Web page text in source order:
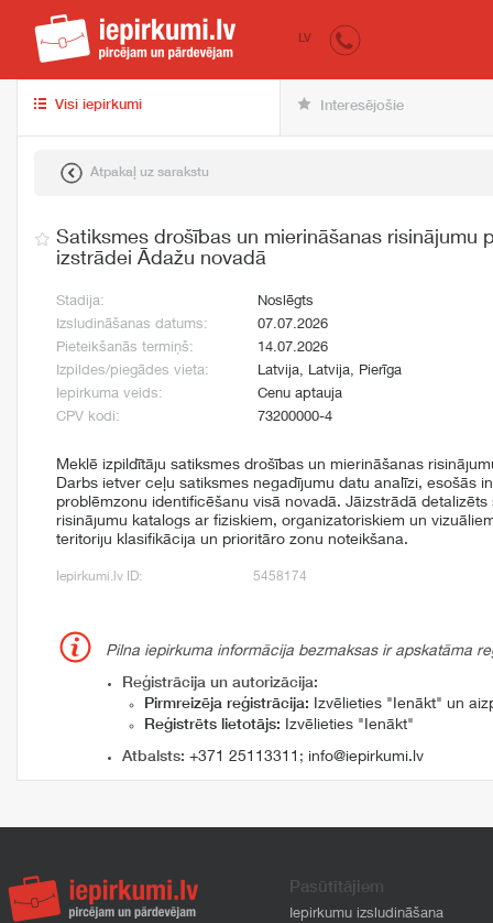
iepirkumi.lv
LV
Visi iepirkumi Interesējošie
Atpakaļ uz sarakstu
Satiksmes drošības un mierināšanas risinājumu
izstrādei Ādažu novadā
Stadija:
Noslēgts
Izsludināšanas datums:
07.07.2026
Pieteikšanās termiņš:
14.07.2026
Izpildes/piegādes vieta:
Latvija, Latvija, Pierīga
Iepirkuma veids:
Cenu aptauja
CPV kodi:
73200000-4
Meklē izpildītāju satiksmes drošības un mierināšanas
Darbs ietver ceļu satiksmes negadījumu datu analīzi, esošās
problēmzonu identificēšanu visā novadā. Jāizstrādā
risinājumu katalogs ar fiziskiem, organizatoriskiem un
teritoriju klasifikācija un prioritāro zonu noteikšana.
Iepirkumi.lv ID: 5458174
Pilna iepirkuma informācija bezmaksas ir apskatāma
Reģistrācija un autorizācija:
Pirmreizēja reģistrācija: Izvēlieties "Ienākt" un
Reģistrēts lietotājs: Izvēlieties "Ienākt"
Atbalsts: +371 25113311 ; info@iepirkumi.lv
Pasūtītājiem
Iepirkumu izsludināšana